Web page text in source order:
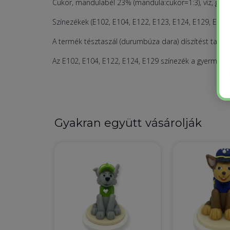
Cukor, mandulabél 23% (mandula:cukor=1:3), víz,
Színezékek (E102, E104, E122, E123, E124, E129,
A termék tésztaszál (durumbúza dara) díszítést
Az E102, E104, E122, E124, E129 színezék a
Gyakran együtt vásárolják